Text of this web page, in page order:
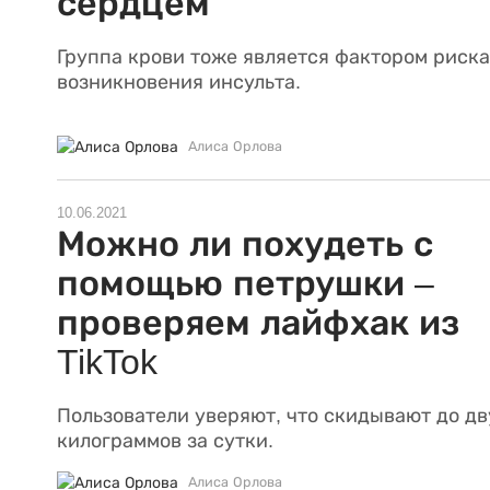
Группа крови тоже является фактором риска
возникновения инсульта.
Алиса Орлова
10.06.2021
Можно ли похудеть с
помощью петрушки –
проверяем лайфхак из
TikTok
Пользователи уверяют, что скидывают до
килограммов за сутки.
Алиса Орлова